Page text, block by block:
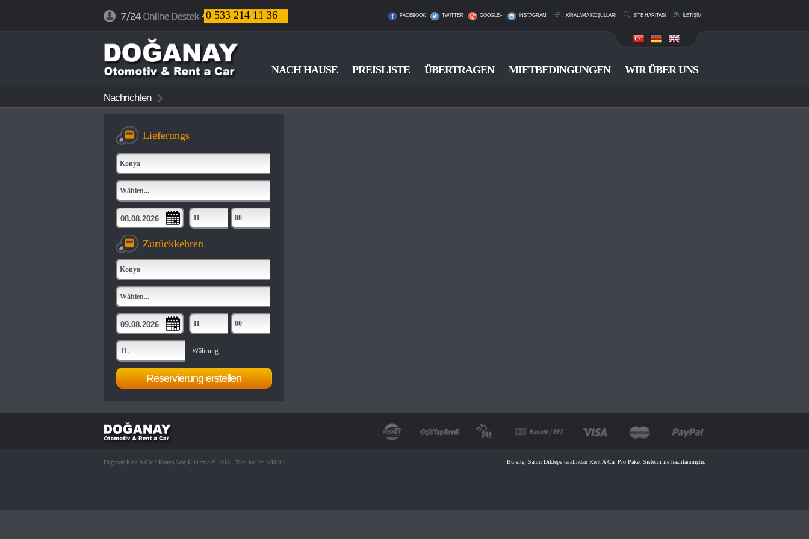
Nachrichten
0 533 214 11 36 FACEBOOK TWITTER GOOGLE+ INSTAGRAM KİRALAMA KOŞULLARI SİTE HARITASI İLETİŞİM
NACH HAUSE PREISLISTE ÜBERTRAGEN MIETBEDINGUNGEN WIR ÜBER UNS
Lieferungs
Konya
Wählen...
11 00
Zurückkehren
Konya
Wählen...
11 00
TL Währung
Bu site, Sahin Diktepe tarafından Rent A Car Pro Paket Sistemi ile hazırlanmıştır.
Doğanay Rent A Car / Konya Araç Kiralama © 2018 - Tüm hakları saklıdır